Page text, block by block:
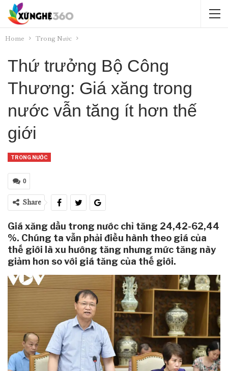
Home Trong Nước
Thứ trưởng Bộ Công
Thương: Giá xăng trong
nước vẫn tăng ít hơn thế
giới
TRONG NƯỚC
0
Share
Giá xăng dầu trong nước chỉ tăng 24,42-62,44
%. Chúng ta vẫn phải điều hành theo giá của
thế giới là xu hướng tăng nhưng mức tăng này
giảm hơn so với giá tăng của thế giới.